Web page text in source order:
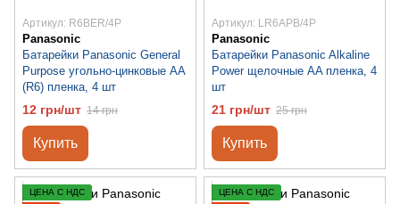
Артикул: R6BER/4P
Panasonic
Батарейки Panasonic General
Purpose угольно-цинковые AA
(R6) пленка, 4 шт
12 грн/шт 14 грн
Купить
Артикул: LR6APB/4P
Panasonic
Батарейки Panasonic Alkaline
Power щелочные AA пленка, 4
шт
21 грн/шт 25 грн
Купить
ЦЕНА С НДС
ЦЕНА С НДС